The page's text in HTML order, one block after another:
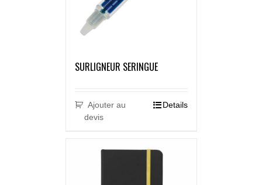
SURLIGNEUR SERINGUE
Ajouter au
devis
Details